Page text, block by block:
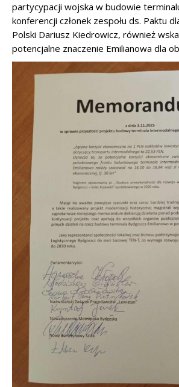
partycypacji wojska w budowie
konferencji członek zespołu ds. Paktu
Polski Dariusz Kiedrowicz, również
potencjalne znaczenie Emilianowa dla